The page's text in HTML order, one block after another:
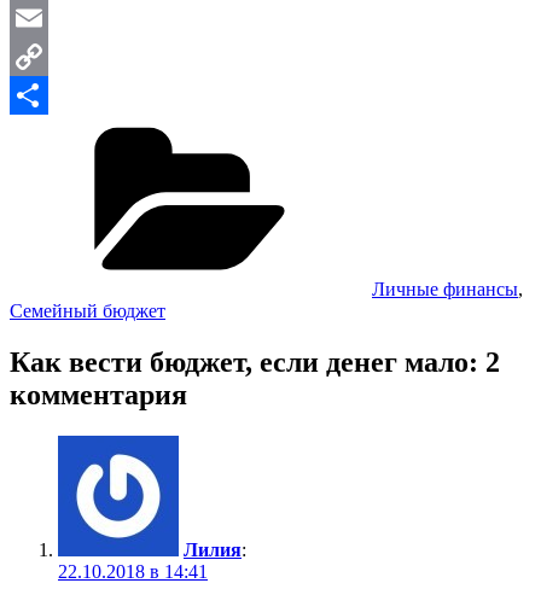
WordPress
Email
Copy
Отправить
Личные финансы,
Семейный бюджет
Как вести бюджет, если денег мало: 2
комментария
Лилия:
22.10.2018 в 14:41